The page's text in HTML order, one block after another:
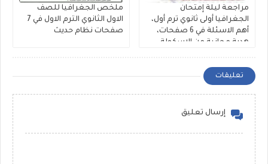
مراجعة ليلة إمتحان
الجغرافيا أولى ثانوي ترم أول،
أهم الاسئلة في 6 صفحات،
هدية مجانية من الاسكولة
ملخص الجغرافيا للصف
الاول الثانوي الترم الاول في 7
صفحات نظام حديث
تعليقات
إرسال تعليق